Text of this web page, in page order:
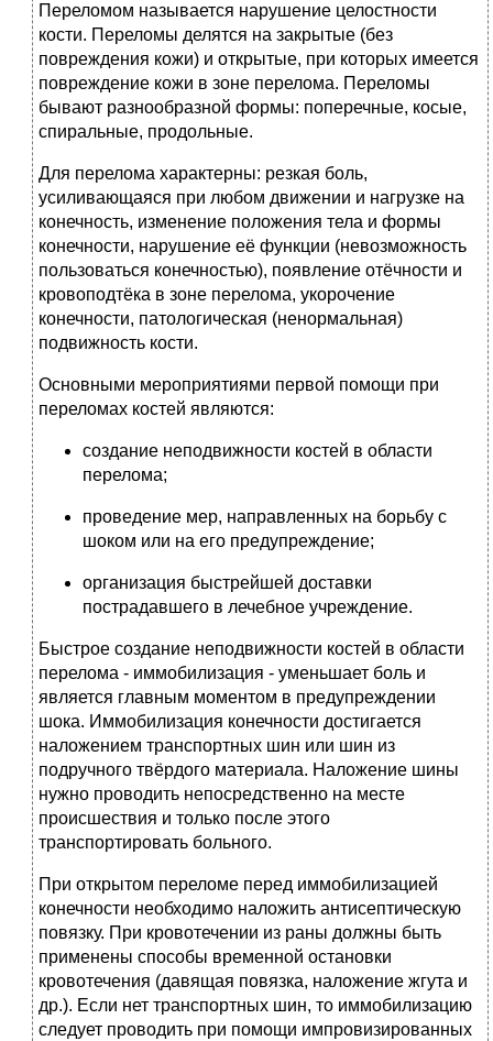
Переломом называется нарушение целостности
кости. Переломы делятся на закрытые (без
повреждения кожи) и открытые, при которых имеется
повреждение кожи в зоне перелома. Переломы
бывают разнообразной формы: поперечные, косые,
спиральные, продольные.
Для перелома характерны: резкая боль,
усиливающаяся при любом движении и нагрузке на
конечность, изменение положения тела и формы
конечности, нарушение её функции (невозможность
пользоваться конечностью), появление отёчности и
кровоподтёка в зоне перелома, укорочение
конечности, патологическая (ненормальная)
подвижность кости.
Основными мероприятиями первой помощи при
переломах костей являются:
создание неподвижности костей в области
перелома;
проведение мер, направленных на борьбу с
шоком или на его предупреждение;
организация быстрейшей доставки
пострадавшего в лечебное учреждение.
Быстрое создание неподвижности костей в области
перелома - иммобилизация - уменьшает боль и
является главным моментом в предупреждении
шока. Иммобилизация конечности достигается
наложением транспортных шин или шин из
подручного твёрдого материала. Наложение шины
нужно проводить непосредственно на месте
происшествия и только после этого
транспортировать больного.
При открытом переломе перед иммобилизацией
конечности необходимо наложить антисептическую
повязку. При кровотечении из раны должны быть
применены способы временной остановки
кровотечения (давящая повязка, наложение жгута и
др.). Если нет транспортных шин, то иммобилизацию
следует проводить при помощи импровизированных